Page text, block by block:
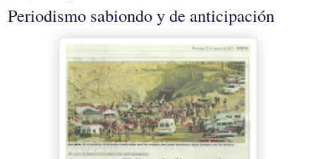
Periodismo sabiondo y de anticipación